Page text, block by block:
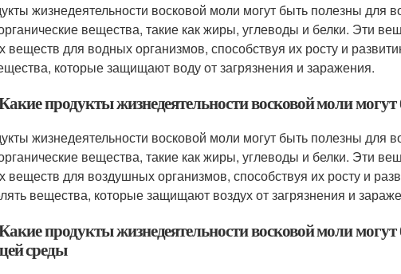
жизнедеятельности восковой моли могут быть полезны для
вещества, такие как жиры, углеводы и белки. Эти
веществ для водных организмов, способствуя их росту и
которые защищают воду от загрязнения и заражения.
продукты жизнедеятельности восковой моли
жизнедеятельности восковой моли могут быть полезны для
вещества, такие как жиры, углеводы и белки. Эти
веществ для воздушных организмов, способствуя их росту и
вещества, которые защищают воздух от загрязнения и
продукты жизнедеятельности восковой моли
среды